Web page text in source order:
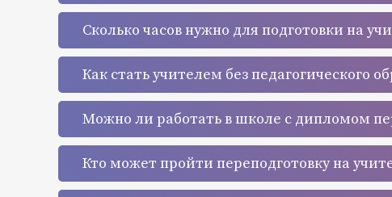
Сколько часов нужно для подготовки на
Как стать учителем без педагогического
Можно ли работать в школе с дипломом
Кто может пройти переподготовку на